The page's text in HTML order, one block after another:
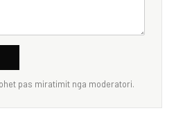
pas miratimit nga moderatori.